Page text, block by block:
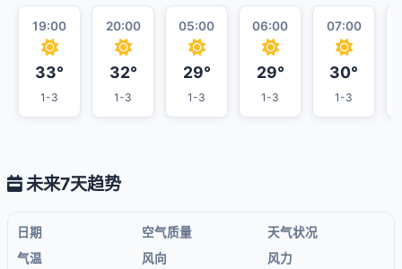
19:00
33°
1-3
20:00
32°
1-3
05:00
29°
1-3
06:00
29°
1-3
07:00
30°
1-3
未来7天趋势
日期 空气质量
天气状况
气温
风向 风力